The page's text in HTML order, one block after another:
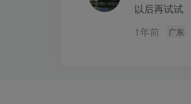
以后再试试
1年前
广东